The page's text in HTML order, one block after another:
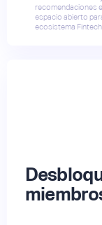
recomendaciones
espacio abierto
ecosistema Fintech.